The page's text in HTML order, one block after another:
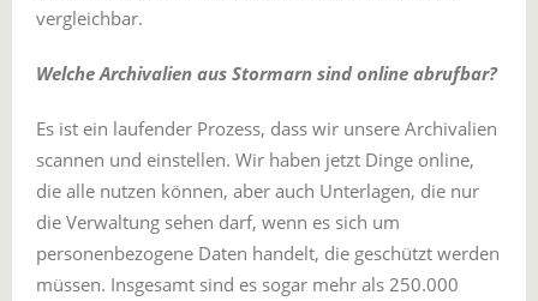
vergleichbar.
Welche Archivalien aus Stormarn sind online abrufbar?
Es ist ein laufender Prozess, dass wir unsere Archivalien
scannen und einstellen. Wir haben jetzt Dinge online,
die alle nutzen können, aber auch Unterlagen, die nur
die Verwaltung sehen darf, wenn es sich um
personenbezogene Daten handelt, die geschützt werden
müssen. Insgesamt sind es sogar mehr als 250.000